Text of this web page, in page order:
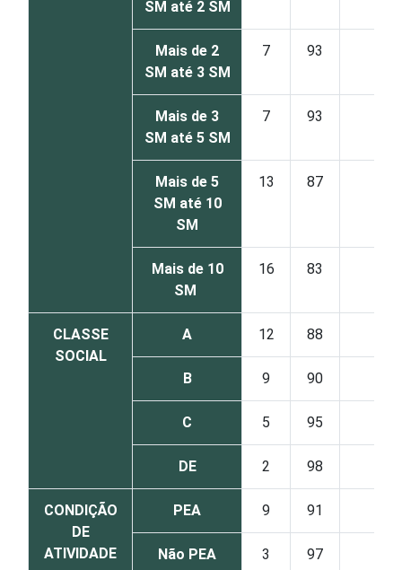
SM até 2 SM
Mais de 2
SM até 3 SM
7 93
Mais de 3
SM até 5 SM
7 93
Mais de 5
SM até 10
SM
13 87
Mais de 10
SM
16 83
CLASSE
SOCIAL
A 12 88
B 9 90
C 5 95
DE 2 98
CONDIÇÃO
DE
ATIVIDADE
PEA 9 91
Não PEA 3 97